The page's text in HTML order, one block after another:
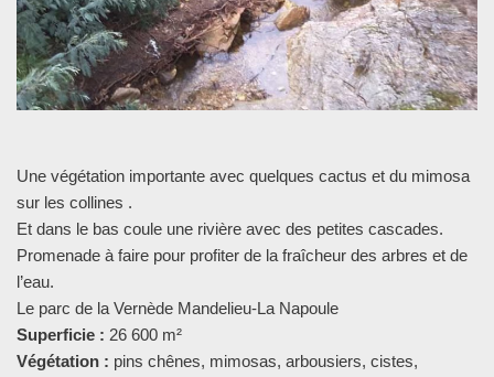
Une végétation importante avec quelques cactus et du mimosa
sur les collines .
Et dans le bas coule une rivière avec des petites cascades.
Promenade à faire pour profiter de la fraîcheur des arbres et de
l’eau.
Le parc de la Vernède Mandelieu-La Napoule
Superficie : 26 600 m²
Végétation : pins chênes, mimosas, arbousiers, cistes,